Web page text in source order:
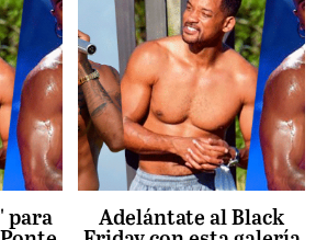
para
Adelántate al Black